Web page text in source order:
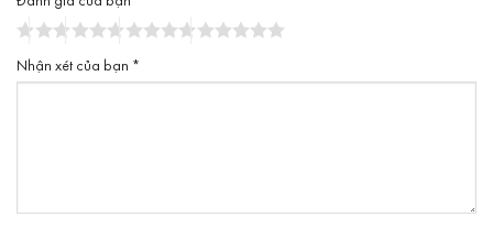
Nhận xét của bạn *